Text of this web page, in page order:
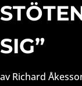
SIG”
avRichard